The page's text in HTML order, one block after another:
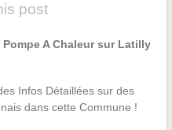
post
A Chaleur sur Latilly
Infos Détaillées sur des
dans cette Commune !